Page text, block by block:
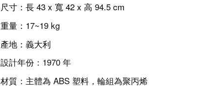
尺寸：長 43 x 寬 42 x 高 94.5 cm
重量： 17~19 kg
產地：義大利
設計年份：1970 年
材質：主體為 ABS 塑料，輪組為聚丙烯